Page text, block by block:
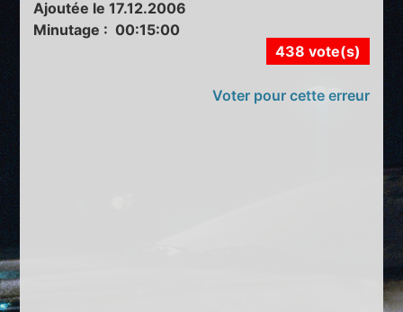
Ajoutée le 17.12.2006
Minutage : 00:15:00
438 vote(s)
Voter pour cette erreur